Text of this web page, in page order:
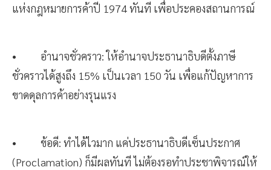
แห่งกฎหมายการค้าปี 1974 ทันที เพื่อประคองสถานการณ์
• อำนาจชั่วคราว: ให้อำนาจประธานาธิบดีตั้งภาษี
ชั่วคราวได้สูงถึง 15% เป็นเวลา 150 วัน เพื่อแก้ปัญหาการ
ขาดดุลการค้าอย่างรุนแรง
• ข้อดี: ทำได้ไวมาก แค่ประธานาธิบดีเซ็นประกาศ
(Proclamation) ก็มีผลทันที ไม่ต้องรอทำประชาพิจารณ์ให้